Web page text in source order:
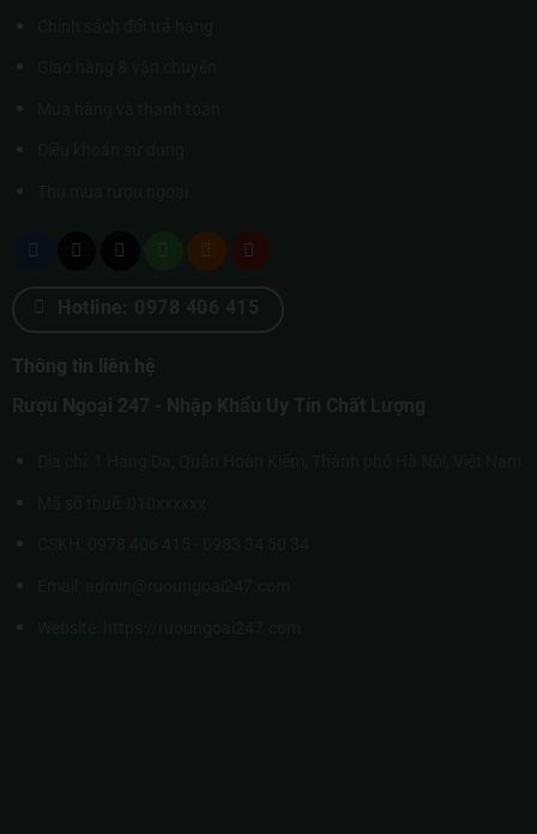
Hotline: 0978 406 415
Thông tin liên hệ
Rượu Ngoại 247 - Nhập Khẩu Uy Tín Chất Lượng